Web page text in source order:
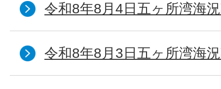
令和8年8月4日五ヶ所湾海
令和8年8月3日五ヶ所湾海